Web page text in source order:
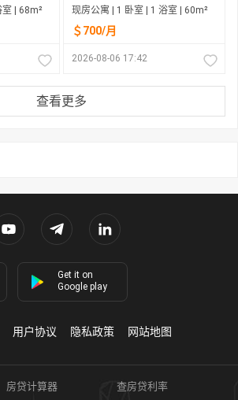
| 68m²
现房公寓 | 1 卧室 | 1 浴室 | 60m²
＄700/月
2026-08-06 17:42
查看更多
Get it on
Google play
用户协议 隐私政策
网站地图
房贷计算器
查房贷利率